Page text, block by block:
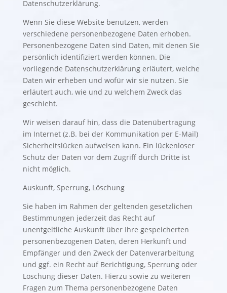
Datenschutzerklärung.
Wenn Sie diese Website benutzen, werden
verschiedene personenbezogene Daten erhoben.
Personenbezogene Daten sind Daten, mit denen Sie
persönlich identifiziert werden können. Die
vorliegende Datenschutzerklärung erläutert, welche
Daten wir erheben und wofür wir sie nutzen. Sie
erläutert auch, wie und zu welchem Zweck das
geschieht.
Wir weisen darauf hin, dass die Datenübertragung
im Internet (z.B. bei der Kommunikation per E-Mail)
Sicherheitslücken aufweisen kann. Ein lückenloser
Schutz der Daten vor dem Zugriff durch Dritte ist
nicht möglich.
Auskunft, Sperrung, Löschung
Sie haben im Rahmen der geltenden gesetzlichen
Bestimmungen jederzeit das Recht auf
unentgeltliche Auskunft über Ihre gespeicherten
personenbezogenen Daten, deren Herkunft und
Empfänger und den Zweck der Datenverarbeitung
und ggf. ein Recht auf Berichtigung, Sperrung oder
Löschung dieser Daten. Hierzu sowie zu weiteren
Fragen zum Thema personenbezogene Daten